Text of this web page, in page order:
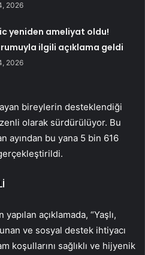
2026
yeniden ameliyat oldu!
ilgili açıklama geldi
2026
bireylerin desteklendiği
olarak sürdürülüyor. Bu
ayından bu yana 5 bin 616
açıklamada, “Yaşlı,
ve sosyal destek ihtiyacı
koşullarını sağlıklı ve hijyenik